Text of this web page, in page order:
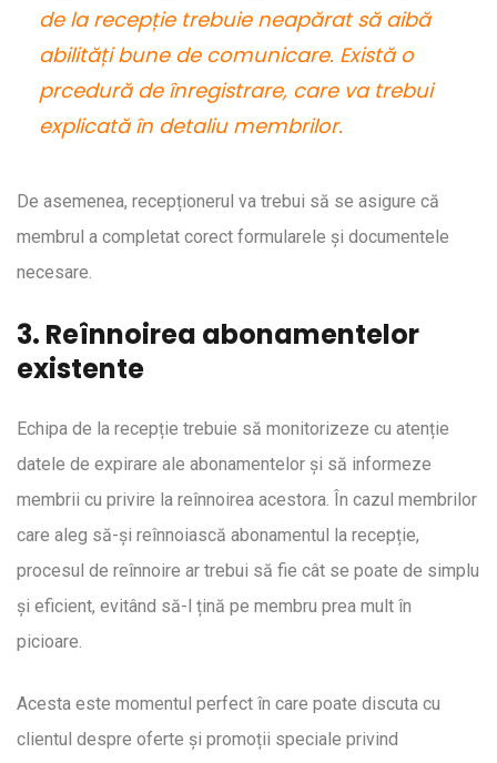
de la recepție trebuie neapărat să aibă
abilități bune de comunicare. Există o
prcedură de înregistrare, care va trebui
explicată în detaliu membrilor.
De asemenea, recepționerul va trebui să se asigure că
membrul a completat corect formularele și documentele
necesare.
3. Reînnoirea abonamentelor
existente
Echipa de la recepție trebuie să monitorizeze cu atenție
datele de expirare ale abonamentelor și să informeze
membrii cu privire la reînnoirea acestora. În cazul membrilor
care aleg să-și reînnoiască abonamentul la recepție,
procesul de reînnoire ar trebui să fie cât se poate de simplu
și eficient, evitând să-l țină pe membru prea mult în
picioare.
Acesta este momentul perfect în care poate discuta cu
clientul despre oferte și promoții speciale privind